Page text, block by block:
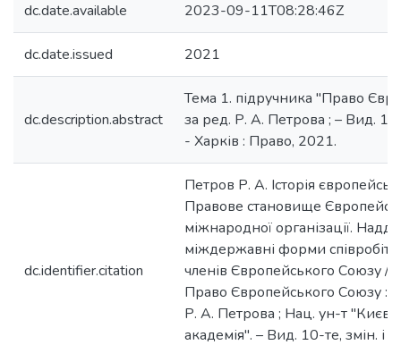
dc.date.available 2023-09-11T08:28:46Z
dc.date.issued 2021
dc.description.abstract
Тема 1. підручника "Право
за ред. Р. А. Петрова ; – Вид.
- Харків : Право, 2021.
dc.identifier.citation
Петров Р. А. Історія
Правове становище
міжнародної організації.
міждержавні форми
членів Європейського Союзу /
Право Європейського Союзу :
Р. А. Петрова ; Нац. ун-т
академія". – Вид. 10-те, змін. і